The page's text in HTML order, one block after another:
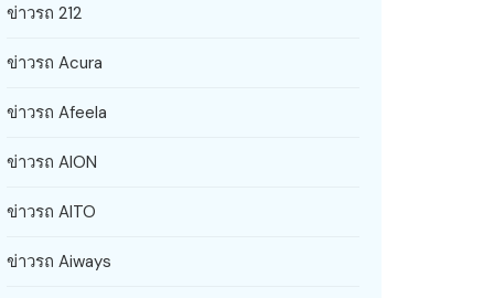
ข่าวรถ 212
ข่าวรถ Acura
ข่าวรถ Afeela
ข่าวรถ AION
ข่าวรถ AITO
ข่าวรถ Aiways